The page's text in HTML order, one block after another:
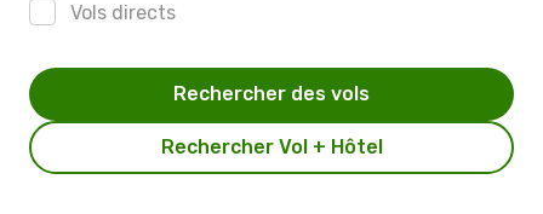
Vols directs
Rechercher Vol + Hôtel
Rechercher des vols